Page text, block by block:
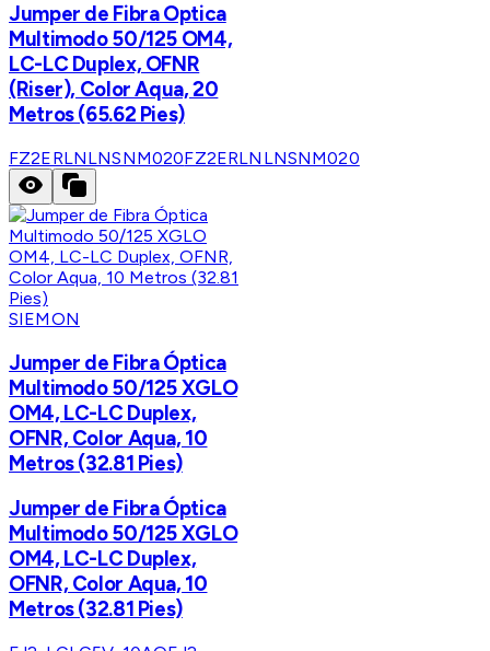
Jumper de Fibra Optica
Multimodo 50/125 OM4,
LC-LC Duplex, OFNR
(Riser), Color Aqua, 20
Metros (65.62 Pies)
FZ2ERLNLNSNM020FZ2ERLNLNSNM020
SIEMON
Jumper de Fibra Óptica
Multimodo 50/125 XGLO
OM4, LC-LC Duplex,
OFNR, Color Aqua, 10
Metros (32.81 Pies)
Jumper de Fibra Óptica
Multimodo 50/125 XGLO
OM4, LC-LC Duplex,
OFNR, Color Aqua, 10
Metros (32.81 Pies)